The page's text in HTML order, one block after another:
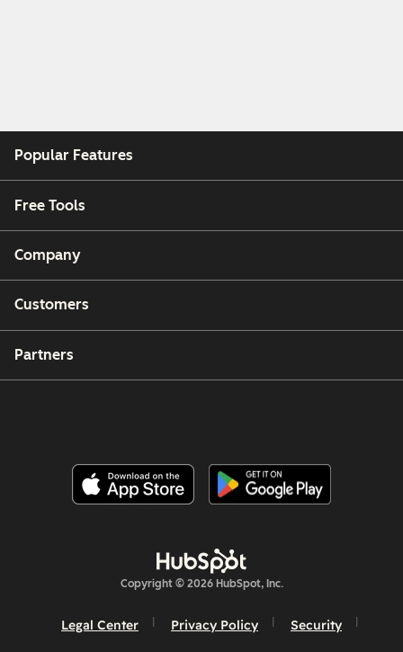
Popular Features
Free Tools
Company
Customers
Partners
Copyright © 2026 HubSpot, Inc.
Legal Center Privacy Policy Security